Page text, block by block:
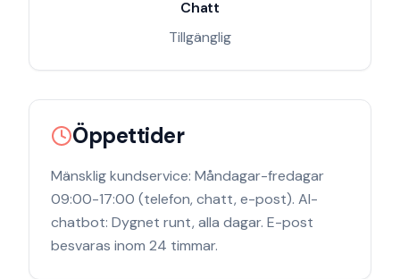
Chatt
Tillgänglig
Öppettider
Mänsklig kundservice: Måndagar-fredagar
09:00-17:00 (telefon, chatt, e-post). AI-
chatbot: Dygnet runt, alla dagar. E-post
besvaras inom 24 timmar.